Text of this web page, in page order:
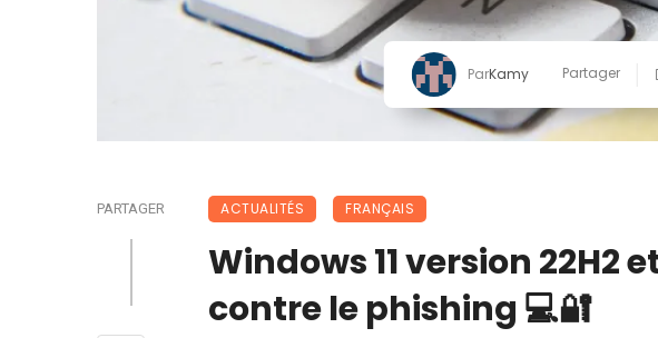
ParKamy Partager
PARTAGER ACTUALITÉS FRANÇAIS
Windows 11 version 22H2
contre le phishing 💻🔐